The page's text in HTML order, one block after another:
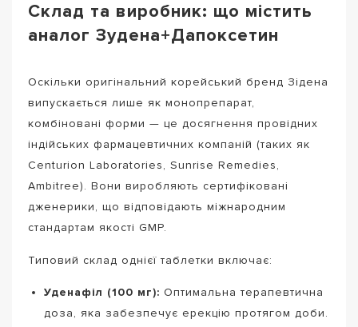
Склад та виробник: що містить
аналог Зудена+Дапоксетин
Оскільки оригінальний корейський бренд Зідена
випускається лише як монопрепарат,
комбіновані форми — це досягнення провідних
індійських фармацевтичних компаній (таких як
Centurion Laboratories, Sunrise Remedies,
Ambitree). Вони виробляють сертифіковані
дженерики, що відповідають міжнародним
стандартам якості GMP.
Типовий склад однієї таблетки включає:
Уденафіл (100 мг): Оптимальна терапевтична
доза, яка забезпечує ерекцію протягом доби.